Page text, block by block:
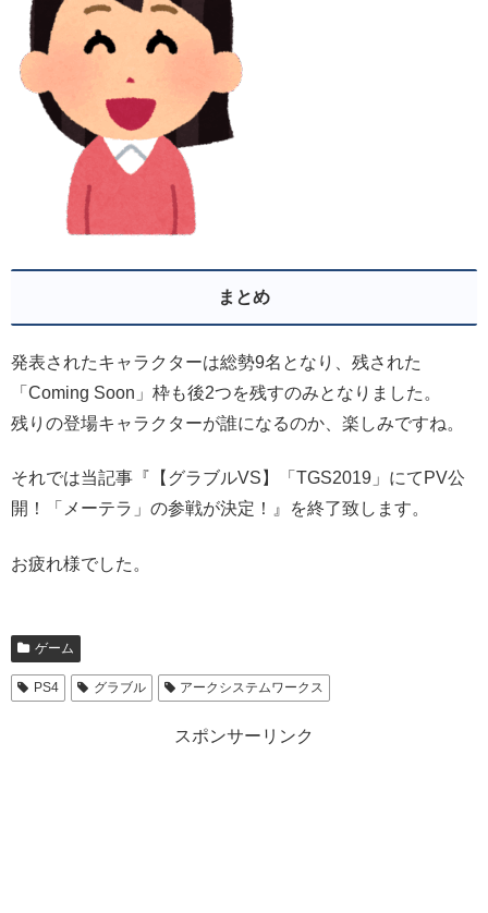
まとめ
発表されたキャラクターは総勢9名となり、残された
「Coming Soon」枠も後2つを残すのみとなりました。
残りの登場キャラクターが誰になるのか、楽しみですね。
それでは当記事『【グラブルVS】「TGS2019」にてPV公
開！「メーテラ」の参戦が決定！』を終了致します。
お疲れ様でした。
ゲーム
PS4 グラブル アークシステムワークス
スポンサーリンク